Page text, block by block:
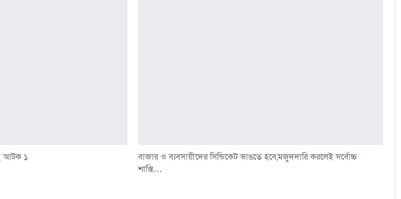
আটক ১
বাজার ও ব্যবসায়ীদের সিন্ডিকেট ভাঙতে হবে,মজুদদারি করলেই সর্বোচ্চ
শাস্তি…